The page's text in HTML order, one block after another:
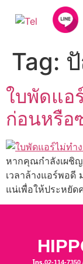
Tag:
ใบพัดแอ
ก่อนหรือ
หากคุณกำลังเผชิ
เวลาล้างแอร์พอ
แน่เพื่อให้ประหยัด
โทร.02-114-